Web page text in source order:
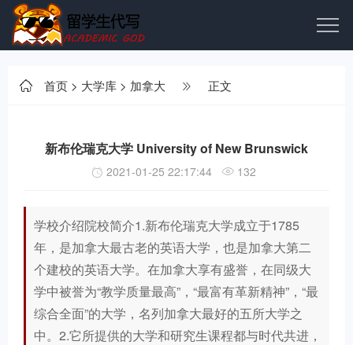
首页 > 大学库 > 加拿大 正文
新布伦瑞克大学 University of New Brunswick
2021-01-25 22:17:44 132
学校介绍院校简介1.新布伦瑞克大学成立于1785
年，是加拿大最古老的英语大学，也是加拿大第二
个建校的英语大学。在加拿大享有盛誉，在同级大
学中被誉为“教学质量最高”，“最富有革新精神”，“最
综合全面”的大学，名列加拿大最好的五所大学之
中。2.它所提供的大学和研究生课程都与时代共进，